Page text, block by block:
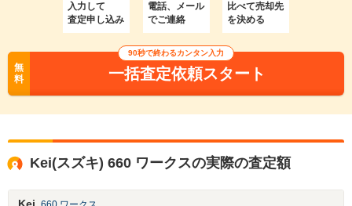
入力して
査定申し込み
電話、メール
でご連絡
比べて売却先
を決める
無
料
90秒で終わるカンタン入力
一括査定依頼スタート
Kei(スズキ) 660 ワークスの実際の査定額